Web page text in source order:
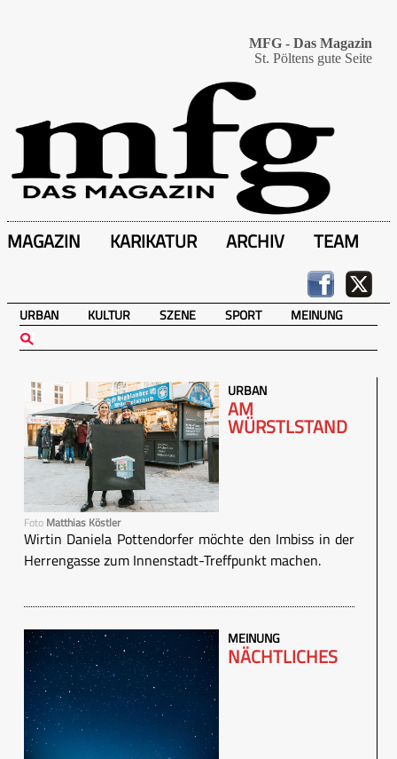
MFG - Das Magazin
St. Pöltens gute Seite
MAGAZIN KARIKATUR ARCHIV TEAM
URBAN KULTUR SZENE SPORT MEINUNG
Foto Matthias Köstler
URBAN
AM
WÜRSTLSTAND
Wirtin Daniela Pottendorfer möchte den Imbiss in der
Herrengasse zum Innenstadt-Treffpunkt machen.
MEINUNG
NÄCHTLICHES